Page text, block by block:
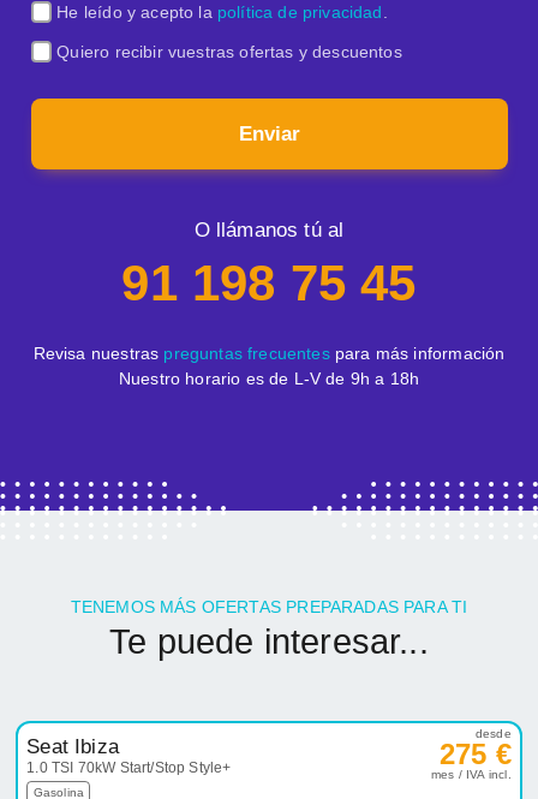
He leído y acepto la política de privacidad
Quiero recibir vuestras ofertas y descuentos
Enviar
O llámanos tú al
91 198 75 45
Revisa nuestras preguntas frecuentespara más información
Nuestro horario es de L-V de 9h a 18h
TENEMOS MÁS OFERTAS PREPARADAS PARA TI
Te puede interesar...
Seat Ibiza
1.0 TSI 70kW Start/Stop Style+
Gasolina
desde
275 €
mes / IVA incl.